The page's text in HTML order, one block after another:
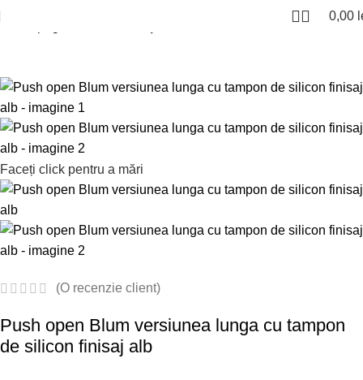
0,00
Faceți click pentru a mări
(O recenzie client)
Push open Blum versiunea lunga cu tampon
de silicon finisaj alb